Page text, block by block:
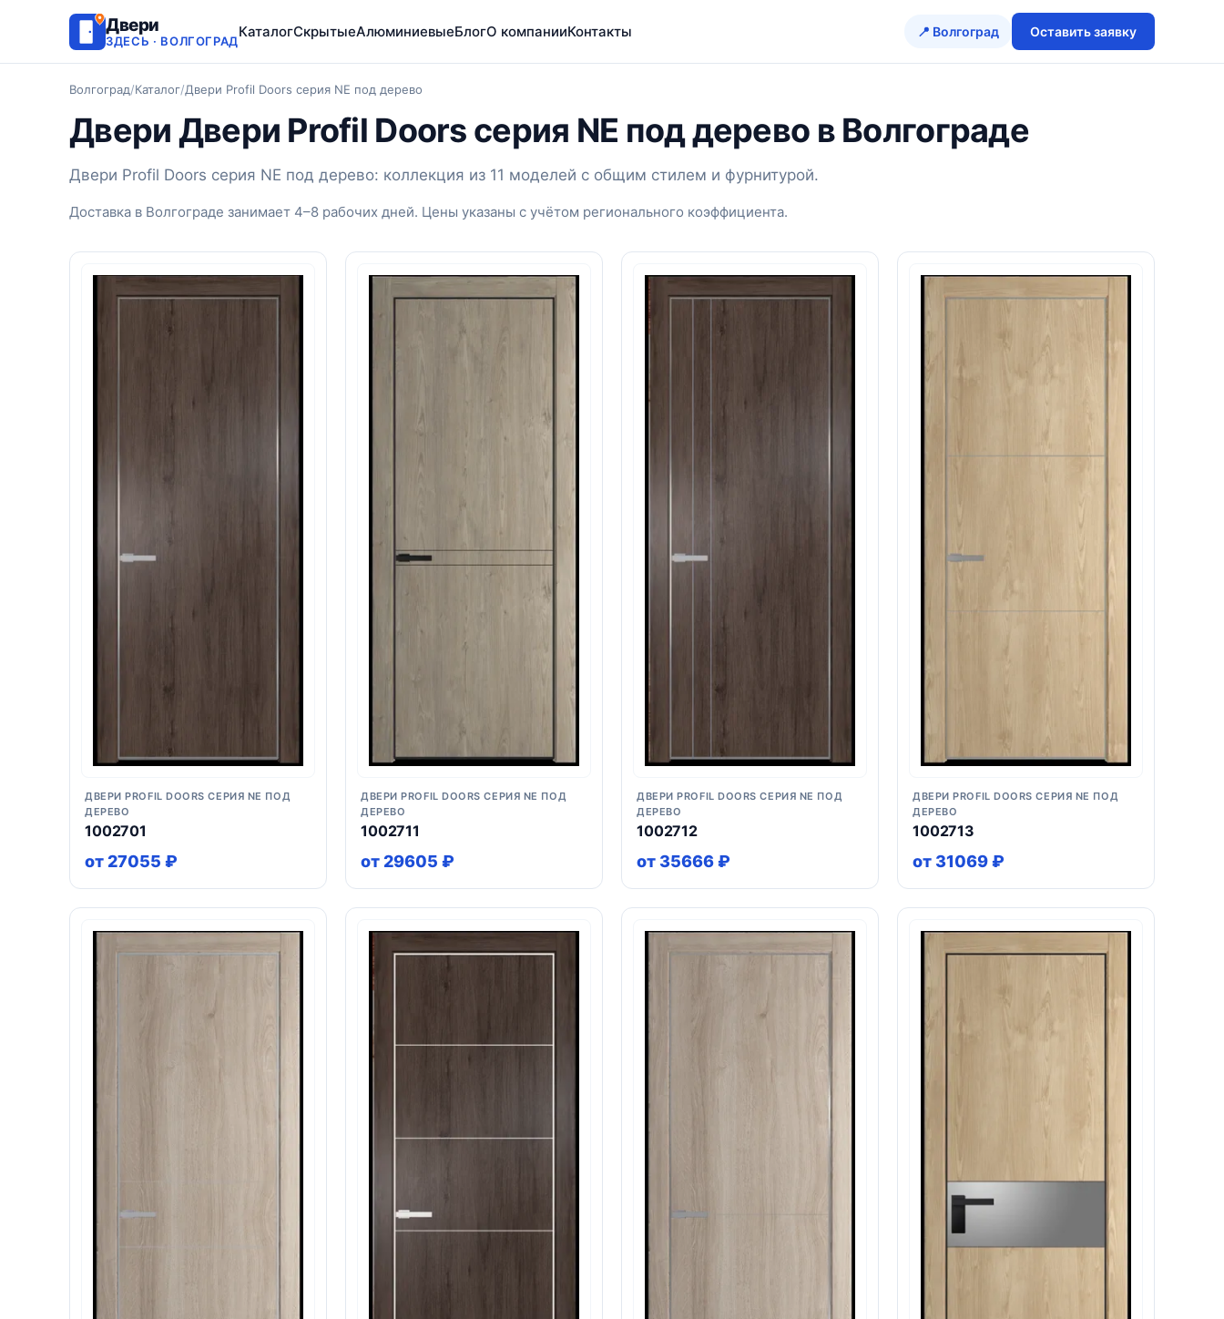
Двери
ЗДЕСЬ · ВОЛГОГРАД
КаталогСкрытыеАлюминиевыеБлогО компанииКонтакты 📍 Волгоград Оставить заявку
Волгоград/Каталог/Двери Profil Doors серия NE под дерево
Двери Двери Profil Doors серия NE под дерево в Волгограде
Двери Profil Doors серия NE под дерево: коллекция из 11 моделей с общим стилем и фурнитурой.
Доставка в Волгограде занимает 4–8 рабочих дней. Цены указаны с учётом регионального коэффициента.
ДВЕРИ PROFIL DOORS СЕРИЯ NE ПОД
ДЕРЕВО
1002701
от 27055 ₽
ДВЕРИ PROFIL DOORS СЕРИЯ NE ПОД
ДЕРЕВО
1002711
от 29605 ₽
ДВЕРИ PROFIL DOORS СЕРИЯ NE ПОД
ДЕРЕВО
1002712
от 35666 ₽
ДВЕРИ PROFIL DOORS СЕРИЯ NE ПОД
ДЕРЕВО
1002713
от 31069 ₽